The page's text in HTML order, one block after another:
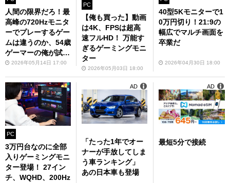
人間の限界だろ！最
高峰の720Hzモニタ
ーでプレーするゲー
ムは違うのか、54歳
ゲーマーの俺が試し
てみた
2026年05月14日 17:00
PC
【俺も買った】動画
は4K、FPSは超高
速フルHD！ 万能す
ぎるゲーミングモニ
ター
2026年05月03日 18:00
40型5Kモニターで1
0万円切り！21:9の
幅広でマルチ画面を
卒業だ
2026年04月30日 18:00
PC
3万円台なのに全部
入りゲーミングモニ
ター登場！ 27イン
チ、WQHD、200Hz
「たった1年でオー
ナーが手放してしま
う車ランキング」
あの日本車も登場
AD
最短5分で接続
AD